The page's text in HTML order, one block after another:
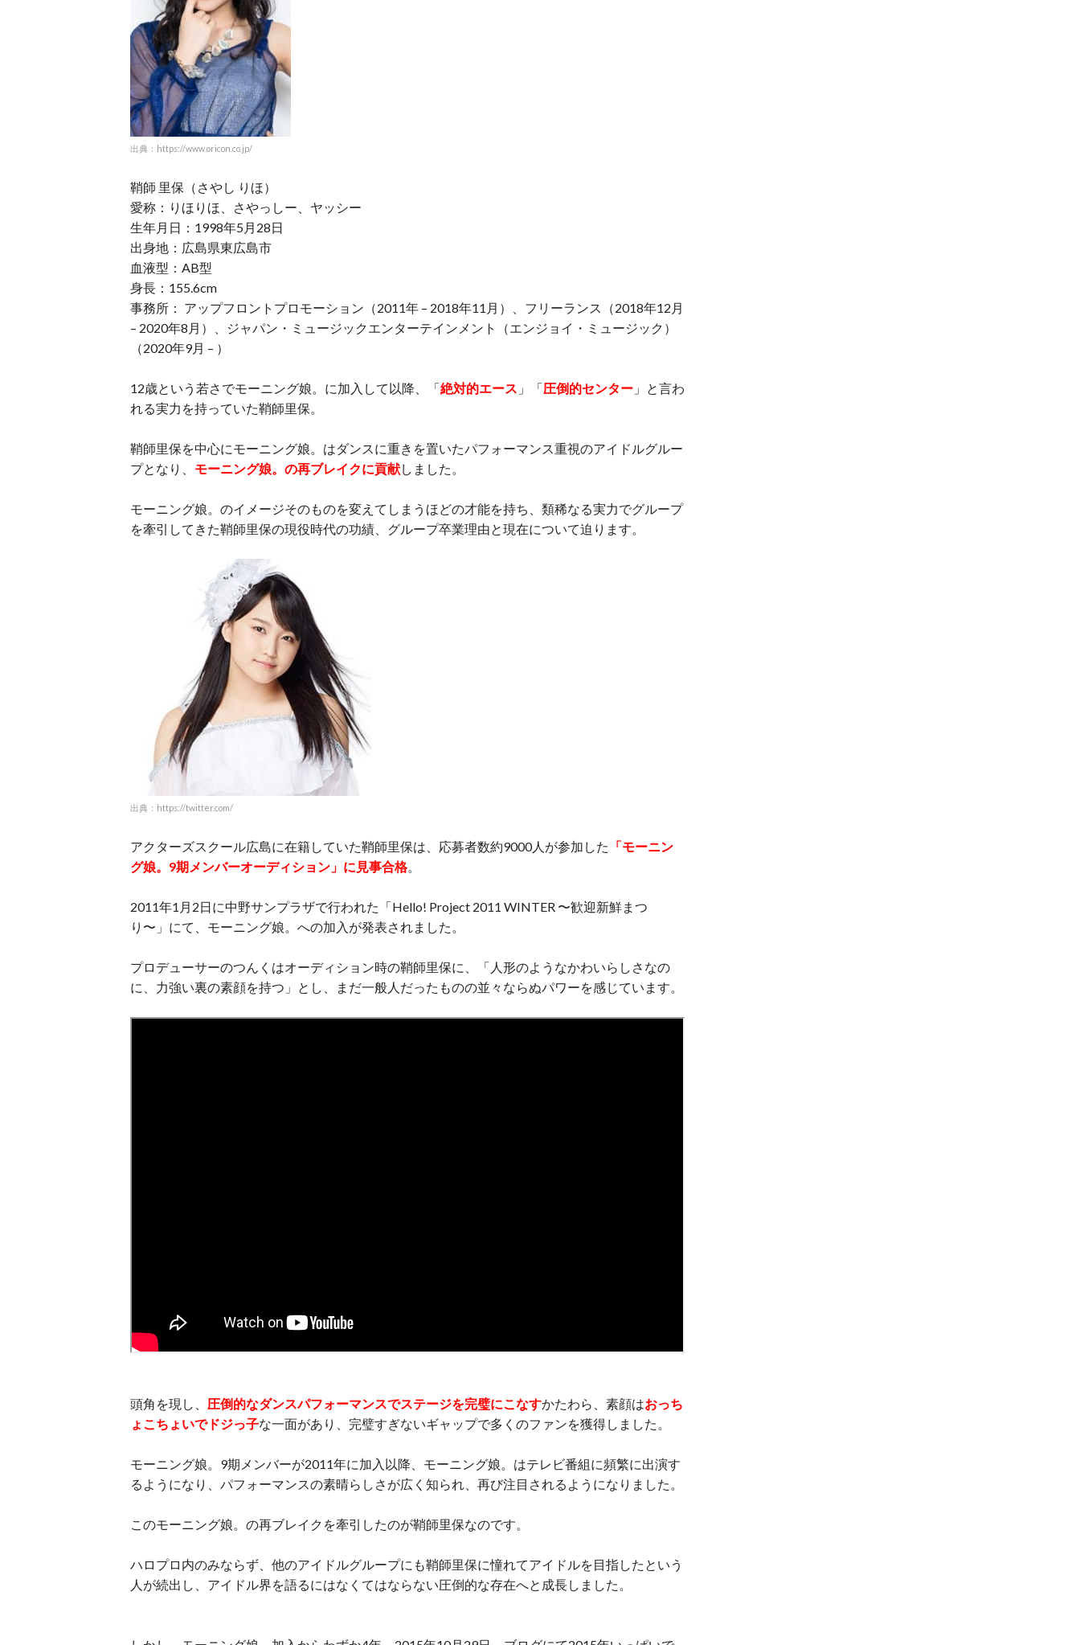
出典：https://www.oricon.co.jp/
鞘師 里保（さやし りほ）
愛称：りほりほ、さやっしー、ヤッシー
生年月日：1998年5月28日
出身地：広島県東広島市
血液型：AB型
身長：155.6cm
事務所： アップフロントプロモーション（2011年 – 2018年11月）、フリーランス（2018年12月
– 2020年8月）、ジャパン・ミュージックエンターテインメント（エンジョイ・ミュージック）
（2020年9月 – ）
12歳という若さでモーニング娘。に加入して以降、「絶対的エース 」「圧倒的センター 」と言わ
れる実力を持っていた鞘師里保。
鞘師里保を中心にモーニング娘。はダンスに重きを置いたパフォーマンス重視のアイドルグルー
プとなり、 モーニング娘。の再ブレイクに貢献しました。
モーニング娘。のイメージそのものを変えてしまうほどの才能を持ち、類稀なる実力でグループ
を牽引してきた鞘師里保の現役時代の功績、グループ卒業理由と現在について迫ります。
出典：https://twitter.com/
アクターズスクール広島に在籍していた鞘師里保は、応募者数約9000人が参加した 「モーニン
グ娘。9期メンバーオーディション」に見事合格。
2011年1月2日に中野サンプラザで行われた「Hello! Project 2011 WINTER 〜歓迎新鮮まつ
り〜」にて、モーニング娘。への加入が発表されました。
プロデューサーのつんくはオーディション時の鞘師里保に、「人形のようなかわいらしさなの
に、力強い裏の素顔を持つ」とし、まだ一般人だったものの並々ならぬパワーを感じています。
頭角を現し、 圧倒的なダンスパフォーマンスでステージを完璧にこなすかたわら、素顔はおっち
ょこちょいでドジっ子な一面があり、完璧すぎないギャップで多くのファンを獲得しました。
モーニング娘。9期メンバーが2011年に加入以降、モーニング娘。はテレビ番組に頻繁に出演す
るようになり、パフォーマンスの素晴らしさが広く知られ、再び注目されるようになりました。
このモーニング娘。の再ブレイクを牽引したのが鞘師里保なのです。
ハロプロ内のみならず、他のアイドルグループにも鞘師里保に憧れてアイドルを目指したという
人が続出し、アイドル界を語るにはなくてはならない圧倒的な存在へと成長しました。